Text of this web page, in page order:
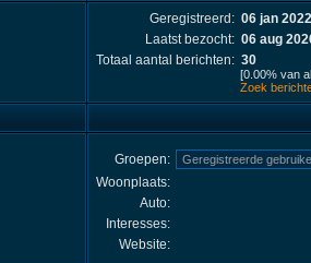
Geregistreerd: 06 jan
Laatst bezocht: 06 aug
Totaal aantal berichten: 30
[0.00% van
Zoek
Groepen:
Woonplaats:
Auto:
Interesses:
Website: